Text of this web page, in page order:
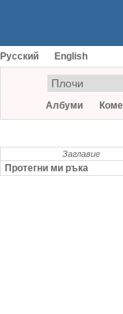
Русский English
Албуми
Заглавие
Протегни ми ръка